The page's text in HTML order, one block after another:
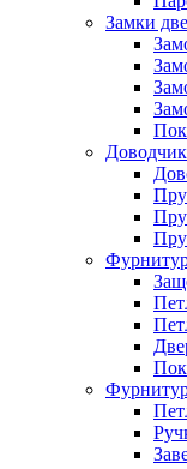
Замки